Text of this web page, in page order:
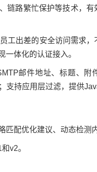
链路繁忙保护等技术，
工出差的安全访问需求
体化的认证接入。
邮件地址、标题、
持应用层过滤，提供
配优化建议、动态检测
v2。